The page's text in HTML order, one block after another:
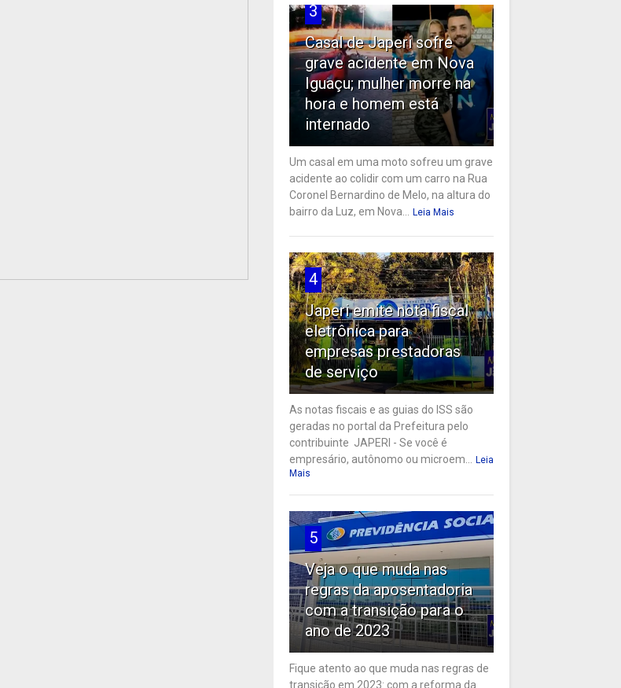
3
Casal de Japeri sofre
grave acidente em Nova
Iguaçu; mulher morre na
hora e homem está
internado
Um casal em uma moto sofreu um grave
acidente ao colidir com um carro na Rua
Coronel Bernardino de Melo, na altura do
bairro da Luz, em Nova...
Leia Mais
4
Japeri emite nota fiscal
eletrônica para
empresas prestadoras
de serviço
As notas fiscais e as guias do ISS são
geradas no portal da Prefeitura pelo
contribuinte JAPERI - Se você é
empresário, autônomo ou microem...
Leia
Mais
5
Veja o que muda nas
regras da aposentadoria
com a transição para o
ano de 2023
Fique atento ao que muda nas regras de
transição em 2023: com a reforma da